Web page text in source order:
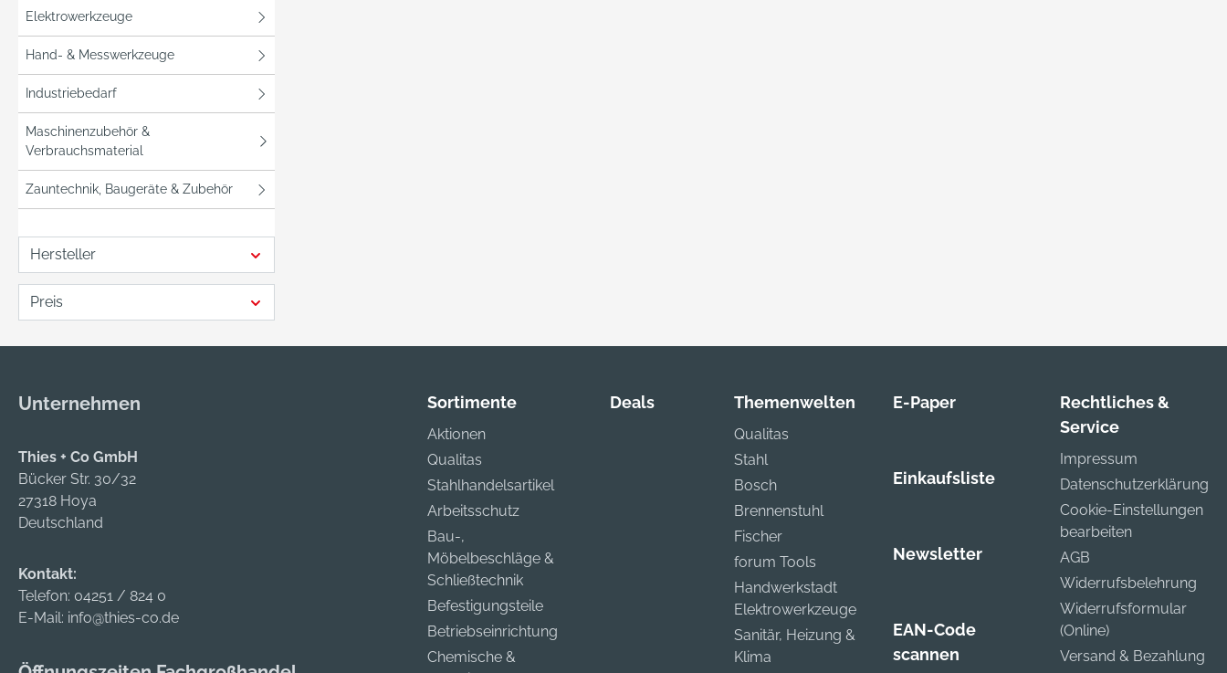
Elektrowerkzeuge
Hand- & Messwerkzeuge
Industriebedarf
Maschinenzubehör &
Verbrauchsmaterial
Zauntechnik, Baugeräte & Zubehör
Hersteller
Preis
Unternehmen
Thies + Co GmbH
Bücker Str. 30/32
27318 Hoya
Deutschland
Kontakt:
Telefon: 04251 / 824 0
E-Mail: info@thies-co.de
Sortimente
Aktionen
Qualitas
Stahlhandelsartikel
Arbeitsschutz
Bau-,
Möbelbeschläge &
Schließtechnik
Befestigungsteile
Betriebseinrichtung
Chemische &
Deals Themenwelten
Qualitas
Stahl
Bosch
Brennenstuhl
Fischer
forum Tools
Handwerkstadt
Elektrowerkzeuge
Sanitär, Heizung &
Klima
E-Paper
Einkaufsliste
Newsletter
EAN-Code
scannen
Rechtliches &
Service
Impressum
Datenschutzerklärung
Cookie-Einstellungen
bearbeiten
AGB
Widerrufsbelehrung
Widerrufsformular
(Online)
Versand & Bezahlung